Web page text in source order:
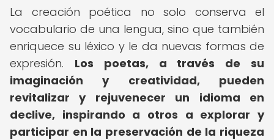
La creación poética no solo conserva el
vocabulario de una lengua, sino que también
enriquece su léxico y le da nuevas formas de
expresión. Los poetas, a través de su
imaginación y creatividad, pueden
revitalizar y rejuvenecer un idioma en
declive, inspirando a otros a explorar y
participar en la preservación de la riqueza